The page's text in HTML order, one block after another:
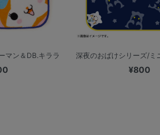
マン＆DB.キララ 深夜のおばけシリーズ/ミ
¥800